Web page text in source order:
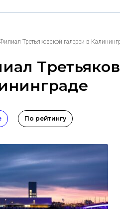
Филиал Третьяковской галереи в
По рейтингу